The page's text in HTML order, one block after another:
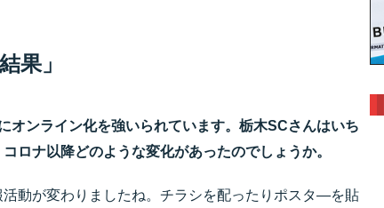
果」
ンライン化を強いられています。栃木SCさんはいち
ロナ以降どのような変化があったのでしょうか。
活動が変わりましたね。チラシを配ったりポスタ―を貼